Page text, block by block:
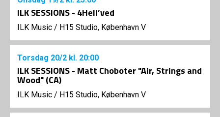
ILK SESSIONS - 4Hell’ved
ILK Music / H15 Studio, København V
Torsdag 20/2 kl. 20:00
ILK SESSIONS - Matt Choboter "Air, Strings and
Wood" (CA)
ILK Music / H15 Studio, København V